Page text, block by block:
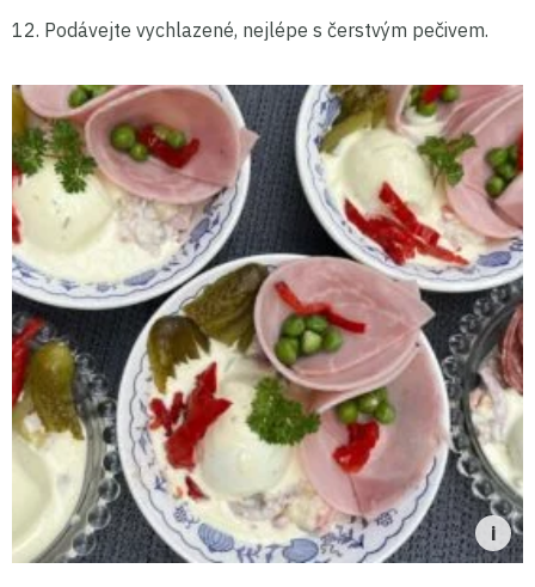
12. Podávejte vychlazené, nejlépe s čerstvým pečivem.